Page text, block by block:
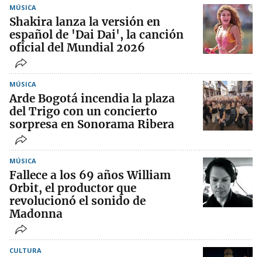
MÚSICA
Shakira lanza la versión en
español de 'Dai Dai', la canción
oficial del Mundial 2026
MÚSICA
Arde Bogotá incendia la plaza
del Trigo con un concierto
sorpresa en Sonorama Ribera
MÚSICA
Fallece a los 69 años William
Orbit, el productor que
revolucionó el sonido de
Madonna
CULTURA